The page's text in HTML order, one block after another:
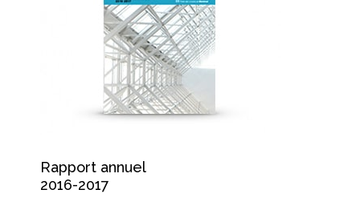
Rapport annuel
2016-2017